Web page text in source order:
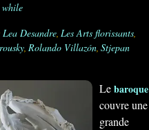
Lea Desandre Les Arts florissants
Rolando Villazón Stjepan
Lebaroque
couvre une
grande